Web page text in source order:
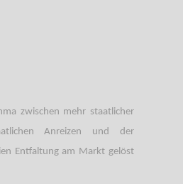
zwischen mehr staatlicher
Anreizen und der
Entfaltung am Markt gelöst